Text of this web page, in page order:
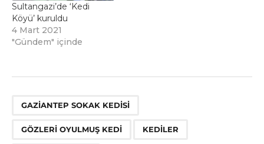
Sultangazi’de ‘Kedi
Köyü’ kuruldu
4 Mart 2021
"Gündem" içinde
GAZIANTEP SOKAK KEDISI
GÖZLERI OYULMUŞ KEDI KEDILER